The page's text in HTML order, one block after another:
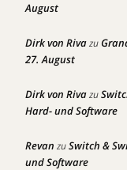
August
Dirk von Rivazu
27. August
Dirk von Rivazu
Hard- und Software
Revan zuSwitch &
und Software